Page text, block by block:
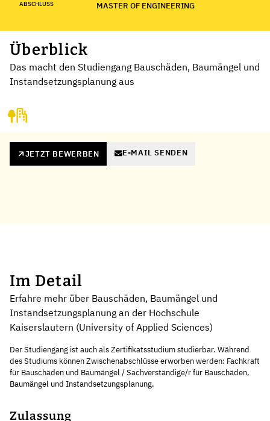
ABSCHLUSS MASTER OF ENGINEERING
Überblick
Das macht den Studiengang Bauschäden, Baumängel und
Instandsetzungsplanung aus
JETZT BEWERBEN E-MAIL SENDEN
Im Detail
Erfahre mehr über Bauschäden, Baumängel und
Instandsetzungsplanung an der Hochschule
Kaiserslautern (University of Applied Sciences)
Der Studiengang ist auch als Zertifikatsstudium studierbar. Während
des Studiums können Zwischenabschlüsse erworben werden: Fachkraft
für Bauschäden und Baumängel / Sachverständige/r für Bauschäden,
Baumängel und Instandsetzungsplanung,
Zulassung